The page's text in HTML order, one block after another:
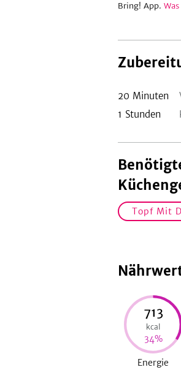
Bring! App.
20 Minuten
1 Stunden
Topf Mit
713
kcal
34%
Energie